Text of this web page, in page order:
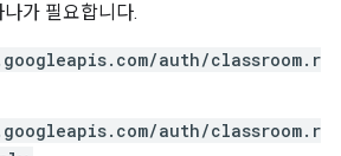
가 필요합니다.
auth/classroom.r
auth/classroom.r